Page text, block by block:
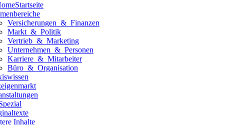
Startseite
Versicherungen & Finanzen
Markt & Politik
Vertrieb & Marketing
Unternehmen & Personen
Karriere & Mitarbeiter
Büro & Organisation
Inhalte